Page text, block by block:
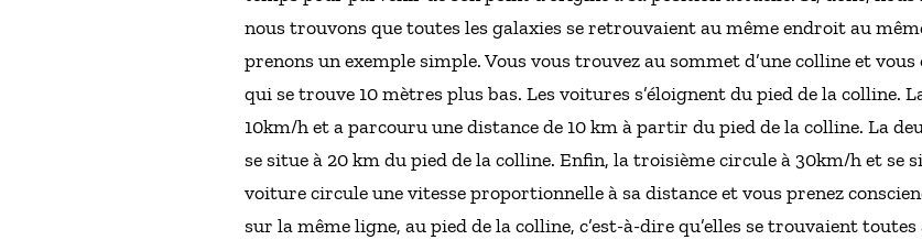
nous trouvons que toutes les galaxies se retrouvaient au même endroit au
prenons un exemple simple. Vous vous trouvez au sommet d’une colline et
qui se trouve 10 mètres plus bas. Les voitures s’éloignent du pied de la colline.
10km/h et a parcouru une distance de 10 km à partir du pied de la colline. La
se situe à 20 km du pied de la colline. Enfin, la troisième circule à 30km/h et se
voiture circule une vitesse proportionnelle à sa distance et vous prenez
sur la même ligne, au pied de la colline, c’est-à-dire qu’elles se trouvaient